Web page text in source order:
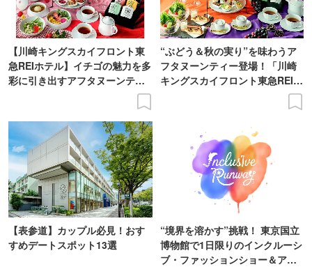
【川崎キングスカイフロント東
急REIホテル】イチゴの魅力を多
彩に引き出すアフタヌーンティ
“ぶどう＆秋の実り”を味わうア
フタヌーンティー登場！「川崎
キングスカイフロント東急REIホ
【表参道】カップル必見！おす
すめデートスポット13選
“境界を溶かす”挑戦！ 東京国立
博物館で1日限りのインクルーシ
ブ・ファッションショー＆アー